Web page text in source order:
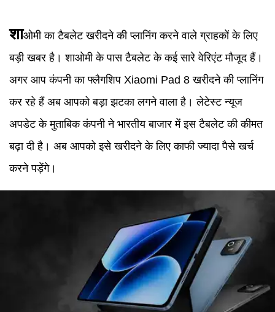
शाओमी का टैबलेट खरीदने की प्लानिंग करने वाले ग्राहकों के लिए
बड़ी खबर है। शाओमी के पास टैबलेट के कई सारे वेरिएंट मौजूद हैं।
अगर आप कंपनी का फ्लैगशिप Xiaomi Pad 8 खरीदने की प्लानिंग
कर रहे हैं अब आपको बड़ा झटका लगने वाला है। लेटेस्ट न्यूज
अपडेट के मुताबिक कंपनी ने भारतीय बाजार में इस टैबलेट की कीमत
बढ़ा दी है। अब आपको इसे खरीदने के लिए काफी ज्यादा पैसे खर्च
करने पड़ेंगे।